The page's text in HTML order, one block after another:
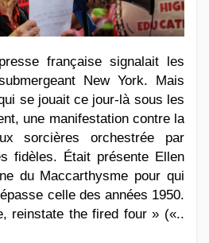
française signalait les
New York. Mais
se jouait ce jour-là sous les
une manifestation contre la
sorcières orchestrée par
fidèles. Était présente Ellen
du Maccarthysme pour qui
celle des années 1950.
reinstate the fired four » («..